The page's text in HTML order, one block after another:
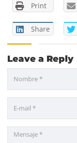
Print
Share
Leave a Reply